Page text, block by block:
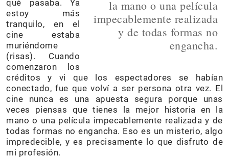
la mano o una película
impecablemente realizada
y de todas formas no
engancha.
qué pasaba. Ya
estoy más
tranquilo, en el
cine estaba
muriéndome
(risas). Cuando
comenzaron los
créditos y vi que los espectadores se habían
conectado, fue que volví a ser persona otra vez. El
cine nunca es una apuesta segura porque unas
veces piensas que tienes la mejor historia en la
mano o una película impecablemente realizada y de
todas formas no engancha. Eso es un misterio, algo
impredecible, y es precisamente lo que disfruto de
mi profesión.